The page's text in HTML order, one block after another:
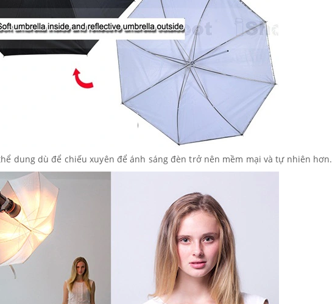
dung dù để chiếu xuyên để ánh sáng đèn trở nên mềm mại và tự nhiên hơn.